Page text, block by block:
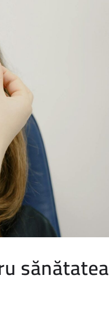
sănătatea